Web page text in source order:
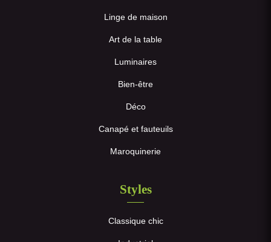
Linge de maison
Art de la table
Luminaires
Bien-être
Déco
Canapé et fauteuils
Maroquinerie
Styles
Classique chic